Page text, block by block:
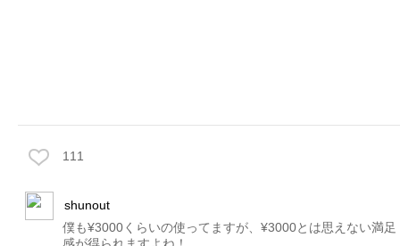
111
shunout
僕も¥3000くらいの使ってますが、¥3000とは思えない満足